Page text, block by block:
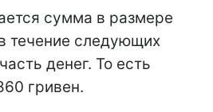
сумма в размере
течение следующих
денег. То есть
гривен.